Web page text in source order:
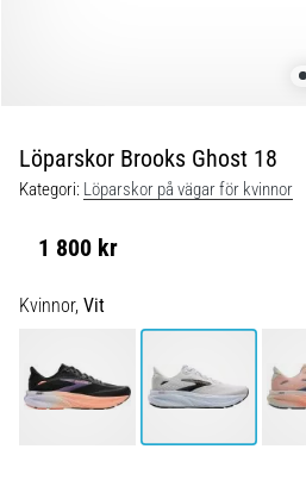
behandling
Upplever
skarp
hälsmärta
eller
löpning?
En
Löparskor Brooks Ghost 18
Kategori: Löparskor på vägar för kvinnor
1 800 kr
Kvinnor, Vit